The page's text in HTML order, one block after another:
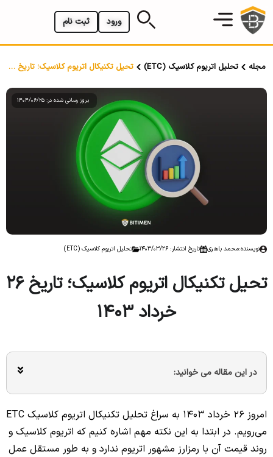
ثبت نام ورود
مجله تحلیل اتریوم کلاسیک (ETC) تحیل تکنیکال اتریوم کلاسیک؛ تاریخ 26 خرداد 1403
بروز رسانی شده در: 1404/06/25
نویسنده:محمد باهری تاریخ انتشار: 1403/03/26 تحلیل اتریوم کلاسیک (ETC)
تحیل تکنیکال اتریوم کلاسیک؛ تاریخ 26
خرداد 1403
در این مقاله می خوانید:
امروز 26 خرداد 1403 به سراغ تحلیل تکنیکال اتریوم کلاسیک ETC
می‌رویم. در ابتدا به این نکته مهم اشاره کنیم که اتریوم کلاسیک و
روند قیمت آن با رمزارز مشهور اتریوم ندارد و به طور مستقل عمل